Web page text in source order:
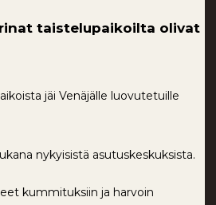
taistelupaikoilta olivat
jäi Venäjälle luovutetuille
nykyisistä asutuskeskuksista.
kummituksiin ja harvoin